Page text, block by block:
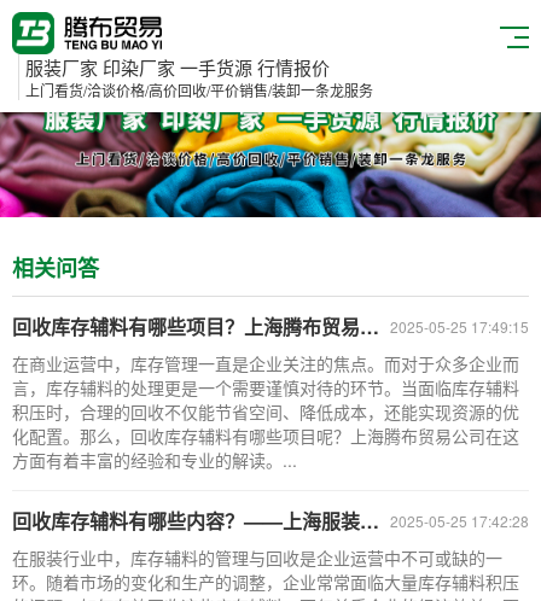
服装厂家 印染厂家 一手货源 行情报价
上门看货/洽谈价格/高价回收/平价销售/装卸一条龙服务
相关问答
2025-05-25 17:49:15
回收库存辅料有哪些项目？上海腾布贸易公司为您揭秘
在商业运营中，库存管理一直是企业关注的焦点。而对于众多企业而
言，库存辅料的处理更是一个需要谨慎对待的环节。当面临库存辅料
积压时，合理的回收不仅能节省空间、降低成本，还能实现资源的优
化配置。那么，回收库存辅料有哪些项目呢？上海腾布贸易公司在这
方面有着丰富的经验和专业的解读。...
2025-05-25 17:42:28
回收库存辅料有哪些内容？——上海服装辅料回收公司
在服装行业中，库存辅料的管理与回收是企业运营中不可或缺的一
环。随着市场的变化和生产的调整，企业常常面临大量库存辅料积压